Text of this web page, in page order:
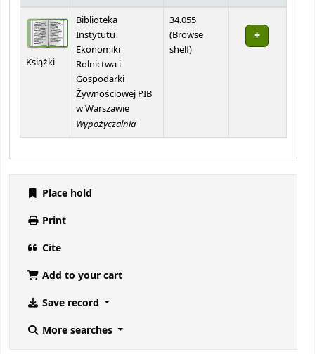
Książki
Biblioteka
Instytutu
Ekonomiki
Rolnictwa i
Gospodarki
Żywnościowej PIB
w Warszawie
Wypożyczalnia
34.055
(Browse
shelf(Opens below)
)
Place hold
Print
Cite
Add to your cart
Save record
More searches